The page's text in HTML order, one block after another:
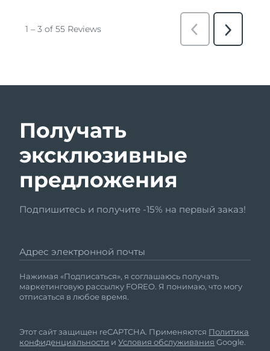
Получать
эксклюзивные
предложения
Подпишитесь и получите -15% на первый заказ!
Адрес электронной почты
Нажимая «Подписаться», я соглашаюсь получать
маркетинговую рассылку FOREO. Я понимаю, что могу
отписаться в любое время.
Этот сайт защищен reCAPTCHA. Применяются Политика
конфиденциальности иУсловия обслуживания Google.